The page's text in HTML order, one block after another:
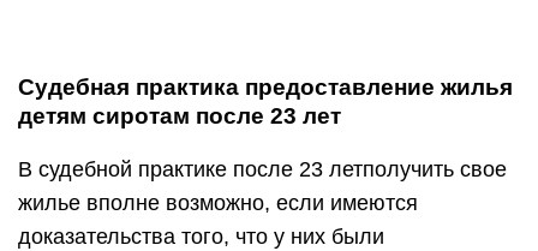
Судебная практика предоставление жилья
детям сиротам после 23 лет
В судебной практике после 23 летполучить свое
жилье вполне возможно, если имеются
доказательства того, что у них были